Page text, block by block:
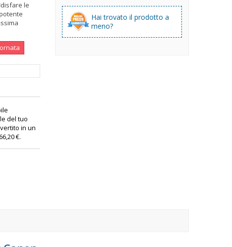
le
del tuo
in un
€.
Hai trovato il prodotto a
meno?